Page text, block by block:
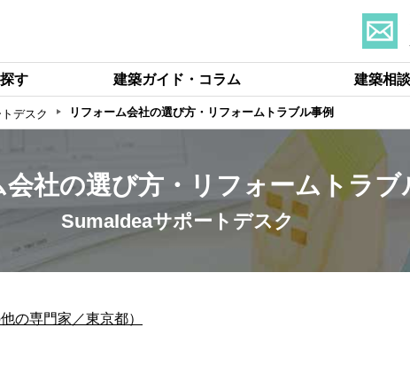
す 建築ガイド・コラム 建築相
デスク リフォーム会社の選び方・リフォームトラブル事例
社の選び方・リフォームトラブ
SumaIdeaサポートデスク
の専門家／東京都）